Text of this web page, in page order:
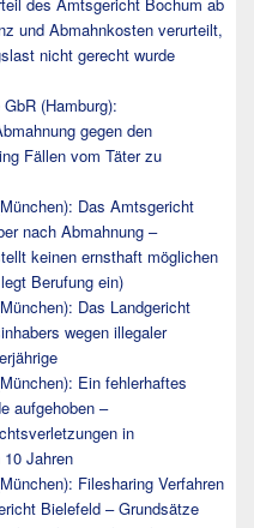
und Abmahnkosten verurteilt,
nicht gerecht wurde
(Hamburg):
gegen den
Fällen vom Täter zu
Das Amtsgericht
nach Abmahnung –
keinen ernsthaft möglichen
Berufung ein)
Das Landgericht
wegen illegaler
Ein fehlerhaftes
aufgehoben –
in
Jahren
Filesharing Verfahren
Bielefeld – Grundsätze